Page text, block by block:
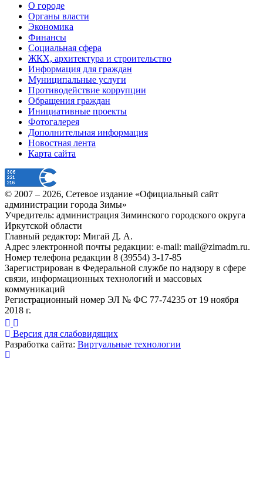
О городе
Органы власти
Экономика
Финансы
Социальная сфера
ЖКХ, архитектура и строительство
Информация для граждан
Муниципальные услуги
Противодействие коррупции
Обращения граждан
Инициативные проекты
Фотогалерея
Дополнительная информация
Новостная лента
Карта сайта
© 2007 – 2026, Сетевое издание «Официальный сайт
администрации города Зимы»
Учредитель: администрация Зиминского городского округа
Иркутской области
Главный редактор: Мигай Д. А.
Адрес электронной почты редакции: e-mail: mail@zimadm.ru.
Номер телефона редакции 8 (39554) 3-17-85
Зарегистрирован в Федеральной службе по надзору в сфере
связи, информационных технологий и массовых
коммуникаций
Регистрационный номер ЭЛ № ФС 77-74235 от 19 ноября
2018 г.
Версия для слабовидящих
Разработка сайта: Виртуальные технологии